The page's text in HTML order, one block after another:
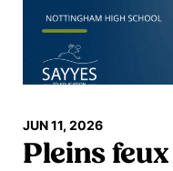
JUN 11, 2026
Pleins